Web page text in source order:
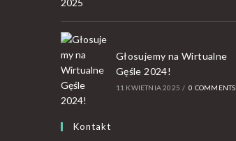
Głosujemy na Wirtualne
Gęśle 2024!
11 KWIETNIA 2025 / 0 COMMENTS
Kontakt